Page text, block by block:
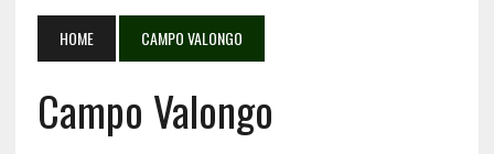
HOME CAMPO VALONGO
Campo Valongo